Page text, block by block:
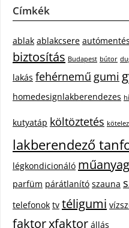
Címkék
ablak ablakcsere autómentés
biztosítás Budapest bútor
lakás fehérnemű gumi
homedesignlakberendezes
kutyatáp költöztetés
lakberendező
légkondicionáló
parfüm párátlanító szauna
telefonok tv téligumi
faktorxfaktor állás